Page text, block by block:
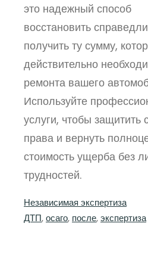
это надежный способ
восстановить
получить ту сумму,
действительно
ремонта вашего
Используйте
услуги, чтобы защитить
права и вернуть
стоимость ущерба без
трудностей.
Независимая экспертиза
ДТП, осаго, после, экспертиза